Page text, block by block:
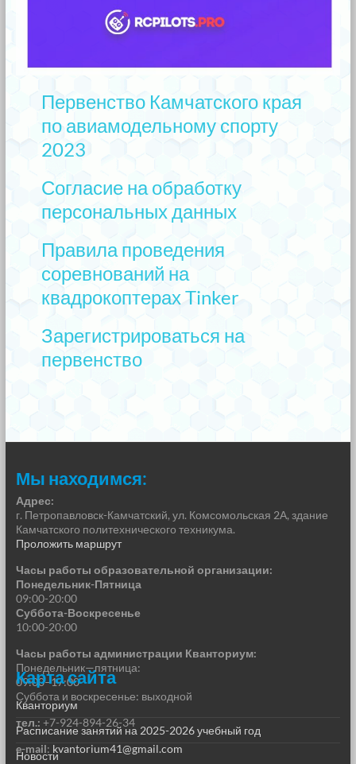
Первенство Камчатского края
по авиамодельному спорту
2023
Согласие на обработку
персональных данных
Правила проведения
соревнований на
квадрокоптерах Tinker
Зарегистрироваться на
первенство
Мы находимся:
Адрес:
г. Петропавловск-Камчатский, ул. Комсомольская 2А, здание
Камчатского политехнического техникума.
Проложить маршрут
Часы работы образовательной организации:
Понедельник-Пятница
09:00-20:00
Суббота-Воскресенье
10:00-20:00
Часы работы администрации Кванториум:
Понедельник—пятница:
09:00–17:00
Суббота и воскресенье: выходной
тел.: +7-924-894-26-34
e-mail: kvantorium41@gmail.com
Карта сайта
Кванториум
Расписание занятий на 2025-2026 учебный год
Новости